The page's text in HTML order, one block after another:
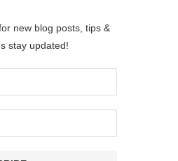
new blog posts, tips &
stay updated!